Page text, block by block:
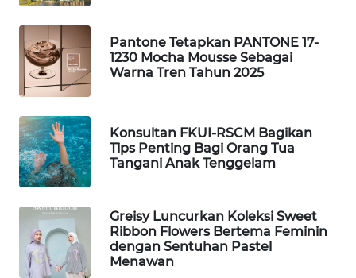
Pantone Tetapkan PANTONE 17-
1230 Mocha Mousse Sebagai
Warna Tren Tahun 2025
Konsultan FKUI-RSCM Bagikan
Tips Penting Bagi Orang Tua
Tangani Anak Tenggelam
Greisy Luncurkan Koleksi Sweet
Ribbon Flowers Bertema Feminin
dengan Sentuhan Pastel
Menawan
NEWS
WAHANA
TANI
WAHANA
ADVOKAT
INFRASTRUKTUR
WAHANA
KONSUMEN